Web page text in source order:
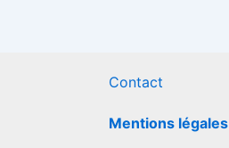
Contact
Mentions légales